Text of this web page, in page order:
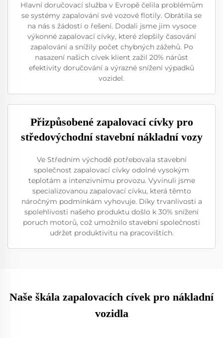
Hlavní doručovací služba v Evropě čelila problémům
se systémy zapalování své vozové flotily. Obrátila se
na nás s žádostí o řešení. Dodali jsme jim vysoce
výkonné zapalovací cívky, které zlepšily časování
zapalování a snížily počet chybných zážehů. Po
nasazení našich cívek klient zažil 20% nárůst
efektivity doručování a výrazné snížení výpadků
vozidel.
Přizpůsobené zapalovací cívky pro
středovýchodní stavební nákladní vozy
Ve Středním východě potřebovala stavební
společnost zapalovací cívky odolné vysokým
teplotám a intenzivnímu provozu. Vyvinuli jsme
specializovanou zapalovací cívku, která těmto
náročným podmínkám vyhovuje. Díky trvanlivosti a
spolehlivosti našeho produktu došlo k 30% snížení
poruch motorů, což umožnilo stavební společnosti
udržet produktivitu na pracovištích.
Naše škála zapalovacích cívek pro nákladní
vozidla